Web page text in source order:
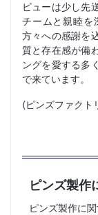
ビューは少し先
チームと親睦を
方々への感謝を
質と存在感が備
ングを愛する多
で来ています。
(ピンズファクト
ピンズ製作
ピンズ製作に